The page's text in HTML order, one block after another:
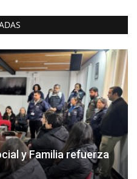
y Familia refuerza